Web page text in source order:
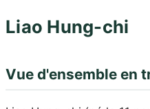
Liao Hung-chi
Vue d'ensemble en